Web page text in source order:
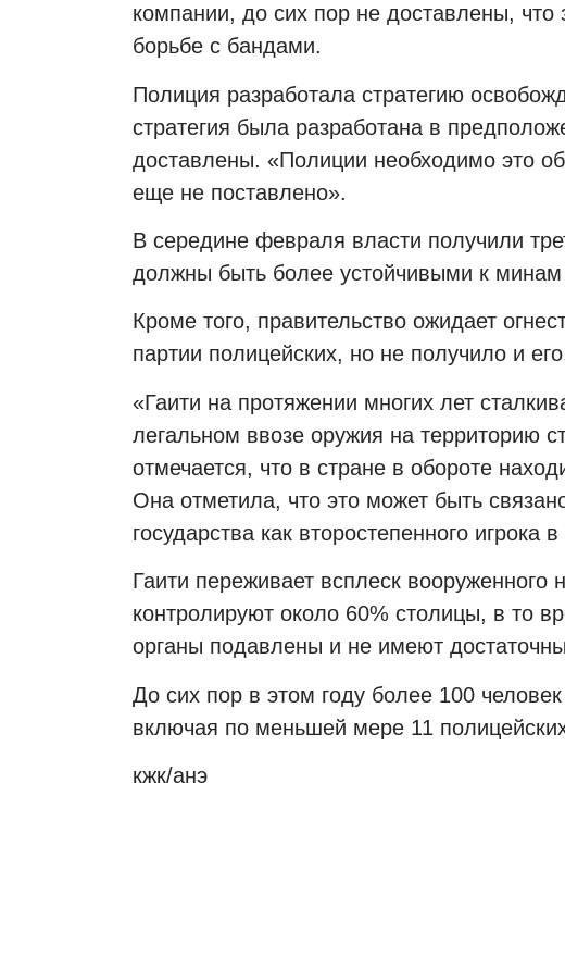
компании, до сих пор не доставлены, что
борьбе с бандами.
Полиция разработала стратегию
стратегия была разработана в
доставлены. «Полиции необходимо это
еще не поставлено».
В середине февраля власти получили
должны быть более устойчивыми к
Кроме того, правительство ожидает
партии полицейских, но не получило и
«Гаити на протяжении многих лет
легальном ввозе оружия на территорию
отмечается, что в стране в обороте
Она отметила, что это может быть
государства как второстепенного игрока
Гаити переживает всплеск
контролируют около 60% столицы, в то
органы подавлены и не имеют
До сих пор в этом году более 100
включая по меньшей мере 11
кжк/aнэ